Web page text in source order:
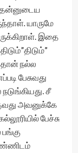
தன்னுடைய
யாருமே
இதை
நல்ல
பேசுவது
சீ
அவனுக்கே
பேச்சு